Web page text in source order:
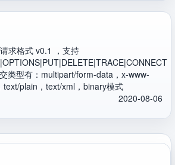
求格式 v0.1 ，支持
类型有：multipart/form-data，x-www-
plain，text/xml，binary模式
2020-08-06